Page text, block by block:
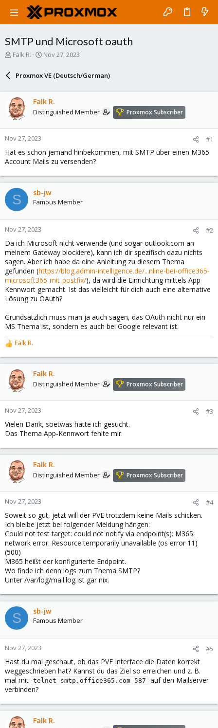
SMTP und Microsoft oauth
T
d
s
t
t
e
r
Falk R.
S
a
d
a
t
Nov 27, 2023
Proxmox VE (Deutsch/German)
Falk R.
Distinguished Member Proxmox Subscriber
Nov 27, 2023 #1
Hat es schon jemand hinbekommen, mit SMTP über einen M365
Account Mails zu versenden?
S sb-jw
Famous Member
Nov 27, 2023 #2
Da ich Microsoft nicht verwende (und sogar outlook.com an
meinem Gateway blockiere), kann ich dir spezifisch dazu nichts
sagen. Aber ich habe da eine Anleitung zu diesem Thema
gefunden (https://blog.admin-intelligence.de/...nline-bei-office365-
microsoft365-mit-postfix/), da wird die Einrichtung mittels App
Kennwort gemacht. Ist das vielleicht für dich auch eine alternative
Lösung zu OAuth?
Grundsätzlich muss man ja auch sagen, das OAuth nicht nur ein
MS Thema ist, sondern es auch bei Google relevant ist.
R
e
a
o
n
:
Falk R.
Falk R.
Distinguished Member Proxmox Subscriber
Nov 27, 2023 #3
Vielen Dank, soetwas hatte ich gesucht.
Das Thema App-Kennwort fehlte mir.
Falk R.
Distinguished Member Proxmox Subscriber
Nov 27, 2023 #4
Soweit so gut, jetzt will der PVE trotzdem keine Mails schicken.
Ich bleibe jetzt bei folgender Meldung hängen:
Could not test target: could not notify via endpoint(s): M365:
network error: Resource temporarily unavailable (os error 11)
(500)
M365 heißt der konfigurierte Endpoint.
Wo finde ich denn logs zum Thema SMTP?
Unter /var/log/mail.log ist gar nix.
S sb-jw
Famous Member
Nov 27, 2023 #5
Hast du mal geschaut, ob das PVE Interface die Daten korrekt
weggeschrieben hat? Kannst du das Ziel so erreichen und z. B.
mal mit telnet smtp.office365.com 587
auf den Mailserver
verbinden?
Falk R.